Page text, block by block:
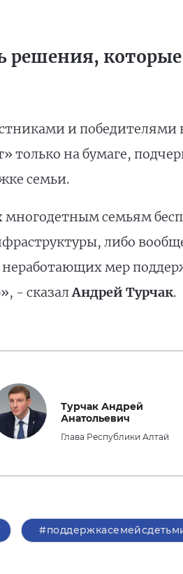
и победителями
на бумаге,
семьи.
семьям
либо
мер
- сказалАндрей Турчак.
Турчак Андрей
Анатольевич
Глава Республики Алтай